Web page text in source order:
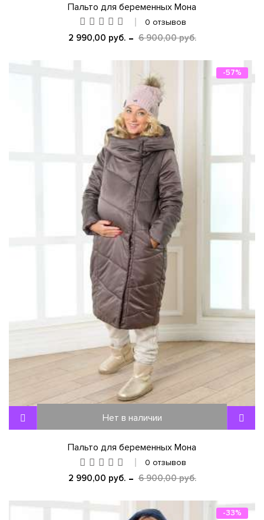
Пальто для беременных Мона
0 отзывов
2 990,00 руб. 6 900,00 руб.
-57%
Нет в наличии
Пальто для беременных Мона
0 отзывов
2 990,00 руб. 6 900,00 руб.
-33%